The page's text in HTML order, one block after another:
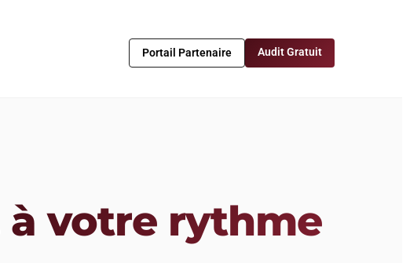
Portail Partenaire Audit Gratuit
à votre rythme